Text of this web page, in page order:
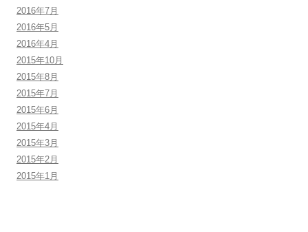
2016年7月
2016年5月
2016年4月
2015年10月
2015年8月
2015年7月
2015年6月
2015年4月
2015年3月
2015年2月
2015年1月